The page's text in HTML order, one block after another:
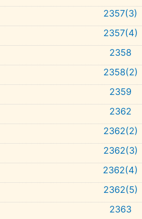
2357(3)
2357(4)
2358
2358(2)
2359
2362
2362(2)
2362(3)
2362(4)
2362(5)
2363